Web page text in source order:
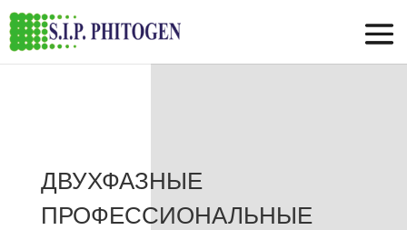
ДВУХФАЗНЫЕ
ПРОФЕССИОНАЛЬНЫЕ